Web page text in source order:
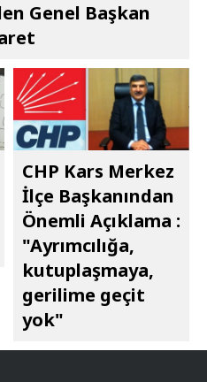
Genel Başkan
CHP Kars Merkez
İlçe Başkanından
Önemli Açıklama :
"Ayrımcılığa,
kutuplaşmaya,
gerilime geçit
yok"